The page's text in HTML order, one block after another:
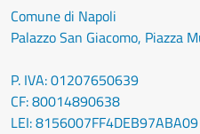
Comune di Napoli
Palazzo San Giacomo, Piazza
P. IVA: 01207650639
CF: 80014890638
LEI: 8156007FF4DEB97ABA09